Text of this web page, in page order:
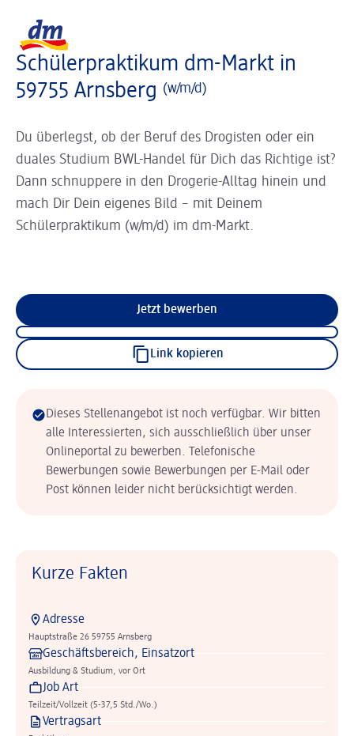
Schülerpraktikum dm-Markt in
59755 Arnsberg (w/m/d)
Du überlegst, ob der Beruf des Drogisten oder ein
duales Studium BWL-Handel für Dich das Richtige ist?
Dann schnuppere in den Drogerie-Alltag hinein und
mach Dir Dein eigenes Bild – mit Deinem
Schülerpraktikum (w/m/d) im dm-Markt.
Jetzt bewerben
Link kopieren
Dieses Stellenangebot ist noch verfügbar. Wir bitten
alle Interessierten, sich ausschließlich über unser
Onlineportal zu bewerben. Telefonische
Bewerbungen sowie Bewerbungen per E-Mail oder
Post können leider nicht berücksichtigt werden.
Kurze Fakten
Adresse
Hauptstraße 26 59755 Arnsberg
Geschäftsbereich, Einsatzort
Ausbildung & Studium, vor Ort
Job Art
Teilzeit/Vollzeit (5-37,5 Std./Wo.)
Vertragsart